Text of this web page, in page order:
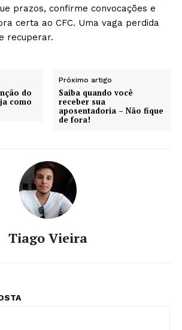
prazos, confirme convocações e
certa ao CFC. Uma vaga perdida
recuperar.
do
como
Próximo artigo
Saiba quando você
receber sua
aposentadoria – Não fique
de fora!
Tiago Vieira